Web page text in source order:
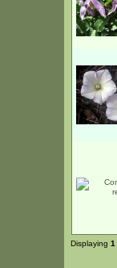
Displaying 1